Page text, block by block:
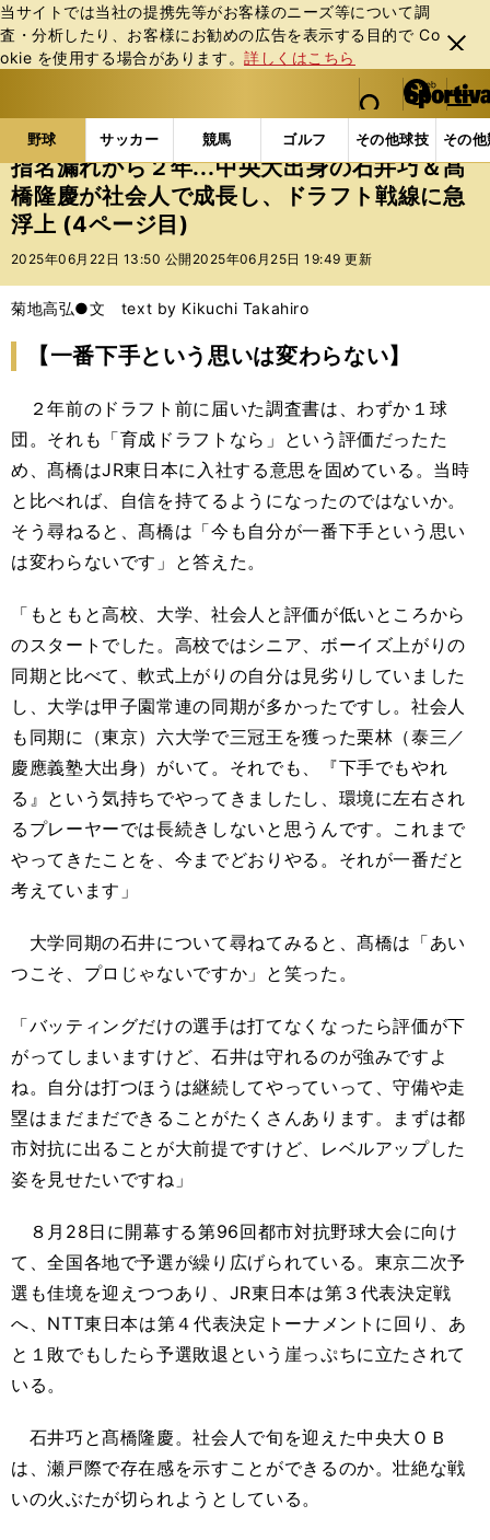
当サイトでは当社の提携先等がお客様のニーズ等について調
査・分析したり、お客様にお勧めの広告を表⽰する⽬的で Co
okie を使⽤する場合があります。詳しくはこちら
閉じ
る
web Sportiva (webスポルティーバ)
検索
マイペ
ー
ジ
メニュ
野球 サッカー 競馬 ゴルフ その他球技 その
b
ス
ポ
ル
テ
ー
バ
野球の記事一覧 高校野球他 指名漏れから２年...中
指名漏れから２年...中央大出身の石井巧＆髙
橋隆慶が社会人で成長し、ドラフト戦線に急
浮上 (4ページ目)
2025年06月22日 13:50 公開 2025年06月25日 19:49 更新
菊地高弘●文 text by Kikuchi Takahiro
【一番下手という思いは変わらない】
２年前のドラフト前に届いた調査書は、わずか１球
団。それも「育成ドラフトなら」という評価だったた
め、髙橋はJR東日本に入社する意思を固めている。当時
と比べれば、自信を持てるようになったのではないか。
そう尋ねると、髙橋は「今も自分が一番下手という思い
は変わらないです」と答えた。
「もともと高校、大学、社会人と評価が低いところから
のスタートでした。高校ではシニア、ボーイズ上がりの
同期と比べて、軟式上がりの自分は見劣りしていました
し、大学は甲子園常連の同期が多かったですし。社会人
も同期に（東京）六大学で三冠王を獲った栗林（泰三／
慶應義塾大出身）がいて。それでも、『下手でもやれ
る』という気持ちでやってきましたし、環境に左右され
るプレーヤーでは長続きしないと思うんです。これまで
やってきたことを、今までどおりやる。それが一番だと
考えています」
大学同期の石井について尋ねてみると、髙橋は「あい
つこそ、プロじゃないですか」と笑った。
「バッティングだけの選手は打てなくなったら評価が下
がってしまいますけど、石井は守れるのが強みですよ
ね。自分は打つほうは継続してやっていって、守備や走
塁はまだまだできることがたくさんあります。まずは都
市対抗に出ることが大前提ですけど、レベルアップした
姿を見せたいですね」
８月28日に開幕する第96回都市対抗野球大会に向け
て、全国各地で予選が繰り広げられている。東京二次予
選も佳境を迎えつつあり、JR東日本は第３代表決定戦
へ、NTT東日本は第４代表決定トーナメントに回り、あ
と１敗でもしたら予選敗退という崖っぷちに立たされて
いる。
石井巧と髙橋隆慶。社会人で旬を迎えた中央大ＯＢ
は、瀬戸際で存在感を示すことができるのか。壮絶な戦
いの火ぶたが切られようとしている。